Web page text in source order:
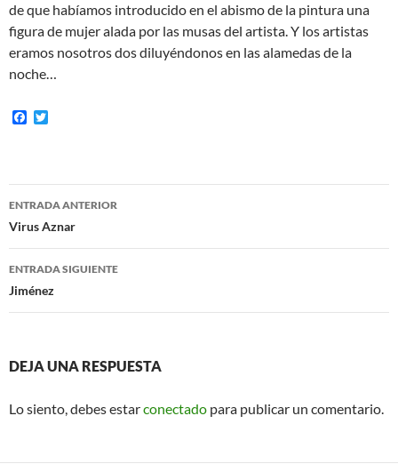
de que habíamos introducido en el abismo de la pintura una
figura de mujer alada por las musas del artista. Y los artistas
eramos nosotros dos diluyéndonos en las alamedas de la
noche…
F
o
o
e
r
Navegación
de
entradas
ENTRADA ANTERIOR
Virus Aznar
ENTRADA SIGUIENTE
Jiménez
DEJA UNA RESPUESTA
Lo siento, debes estarconectado para publicar un comentario.